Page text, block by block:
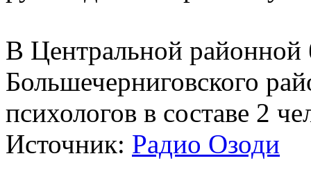
В Центральной районной
Большечерниговского
психологов в составе 2
Источник: Радио Озоди